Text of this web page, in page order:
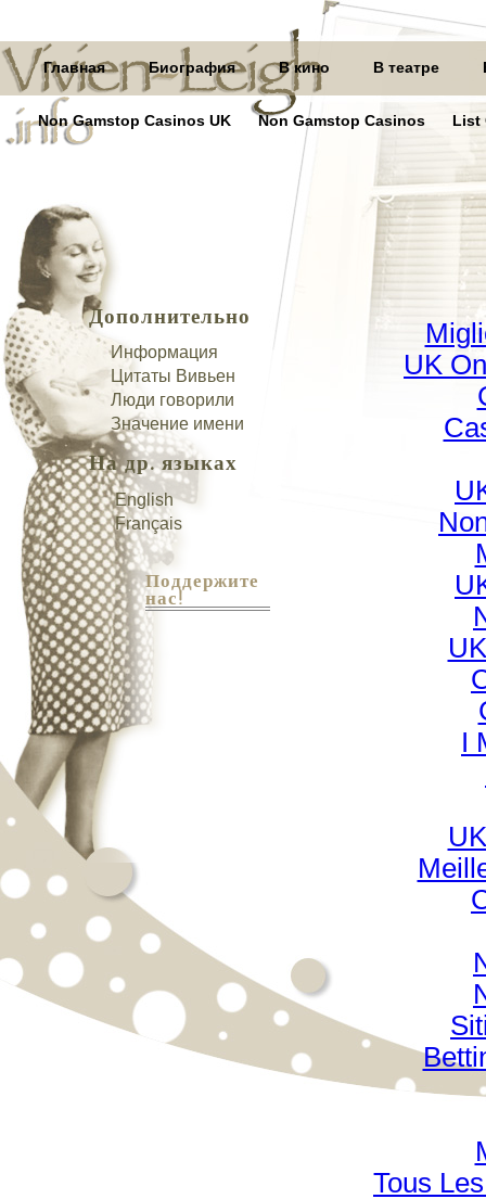
Главная Биография В кино В театре
Non Gamstop Casinos UK Non Gamstop Casinos List
Дополнительно
Информация
Цитаты Вивьен
Люди говорили
Значение имени
На др. языках
English
Français
Поддержите
нас!
UK
I
Tous